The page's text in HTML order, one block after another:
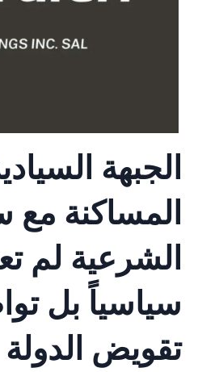
الجبهة
المساكنة مع
الشرعية لم
سياسياً بل
تقويض الدولة